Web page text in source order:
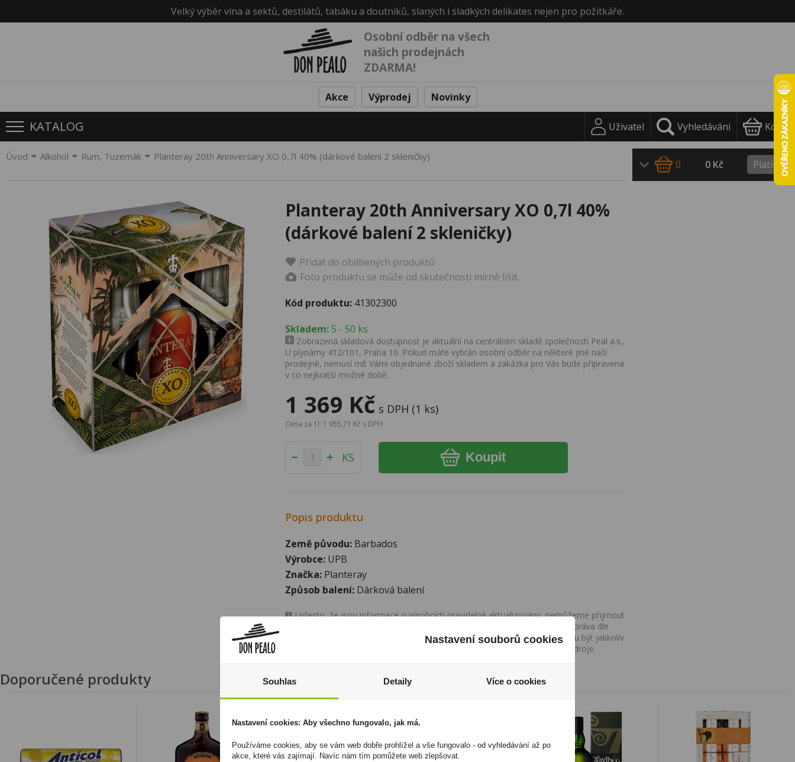
Velký výběr vína a sektů, destilátů, tabáku a doutníků, slaných i sladkých delikates nejen pro požitkáře.
Osobní odběr na všech
našich prodejnách
ZDARMA!
Akce Výprodej Novinky
KATALOG Uživatel Vyhledávání Košík
Úvod Alkohol Rum, Tuzemák Planteray 20th Anniversary XO 0,7l 40% (dárkové balení 2 skleničky)
Planteray 20th Anniversary XO 0,7l 40%
(dárkové balení 2 skleničky)
Přidat do oblíbených produktů
Foto produktu se může od skutečnosti mírně lišit.
Kód produktu: 41302300
Skladem:5 - 50 ks
Zobrazená skladová dostupnost je aktuální na centrálním skladě společnosti Peal a.s.,
U plynárny 412/101, Praha 10. Pokud máte vybrán osobní odběr na některé jiné naší
prodejně, nemusí mít Vámi objednané zboží skladem a zakázka pro Vás bude připravena
v co nejkratší možné době.
1 369 Kč s DPH (1 ks)
Cena za 1l: 1 955,71 Kč s DPH
KS Koupit
Popis produktu
Země původu: Barbados
Výrobce: UPB
Značka: Planteray
Způsob balení: Dárková balení
I přesto, že jsou informace o výrobcích pravidelně aktualizovány, nemůžeme přijmout
odpovědnost za jakékoliv nesprávné informace. To však nemá vliv na Vaše práva dle
zákona. Tyto informace jsou podávány pouze pro osobní použití a nemohou být jakkoliv
kopírovány bez předchozího souhlasu DonPealo ani bez řádného uvedení zdroje.
0 0 Kč Platit
Doporučené produkty
Nastavení souborů cookies
Souhlas Detaily Více o cookies
Nastavení cookies: Aby všechno fungovalo, jak má.
Používáme cookies, aby se vám web dobře prohlížel a vše fungovalo - od vyhledávání až po
akce, které vás zajímají. Navíc nám tím pomůžete web zlepšovat.